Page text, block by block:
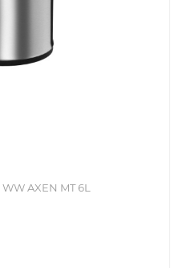
WW AXEN MT 6L